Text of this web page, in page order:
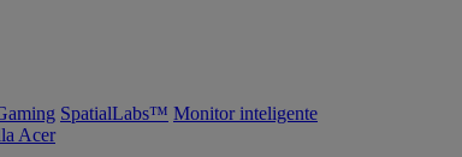
SpatialLabs™ Monitor inteligente
Acer